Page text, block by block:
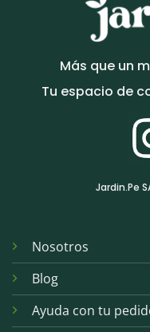
Más que un
Tu espacio de
Jardin.Pe
Nosotros
Blog
Ayuda con tu